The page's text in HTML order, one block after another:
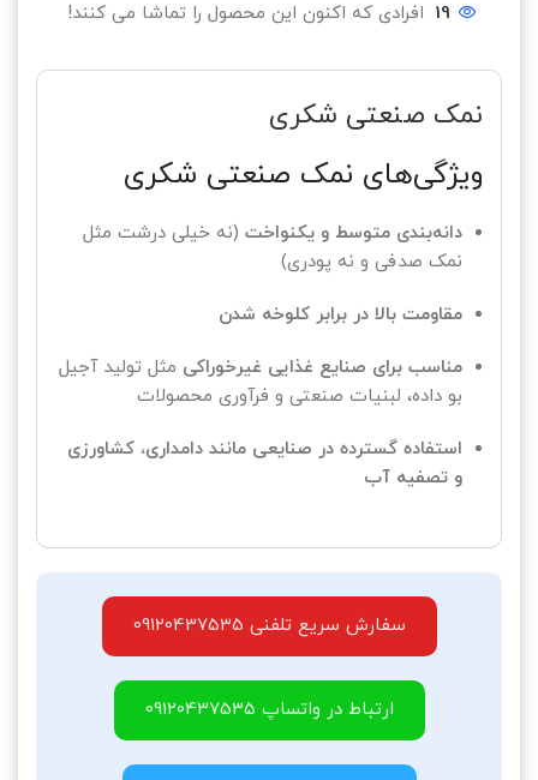
19 افرادی که اکنون این محصول را تماشا می کنند!
نمک صنعتی شکری
ویژگی‌های نمک صنعتی شکری
دانه‌بندی متوسط و یکنواخت (نه خیلی درشت مثل
نمک صدفی و نه پودری)
مقاومت بالا در برابر کلوخه شدن
مناسب برای صنایع غذایی غیرخوراکی مثل تولید آجیل
بو داده، لبنیات صنعتی و فرآوری محصولات
استفاده گسترده در صنایعی مانند دامداری، کشاورزی
و تصفیه آب
سفارش سریع تلفنی 09120437535
ارتباط در واتساپ 09120437535